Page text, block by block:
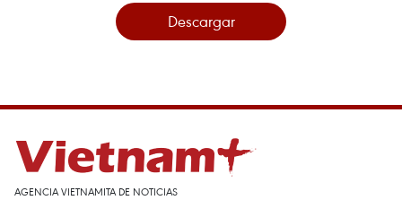
Descargar
AGENCIA VIETNAMITA DE NOTICIAS